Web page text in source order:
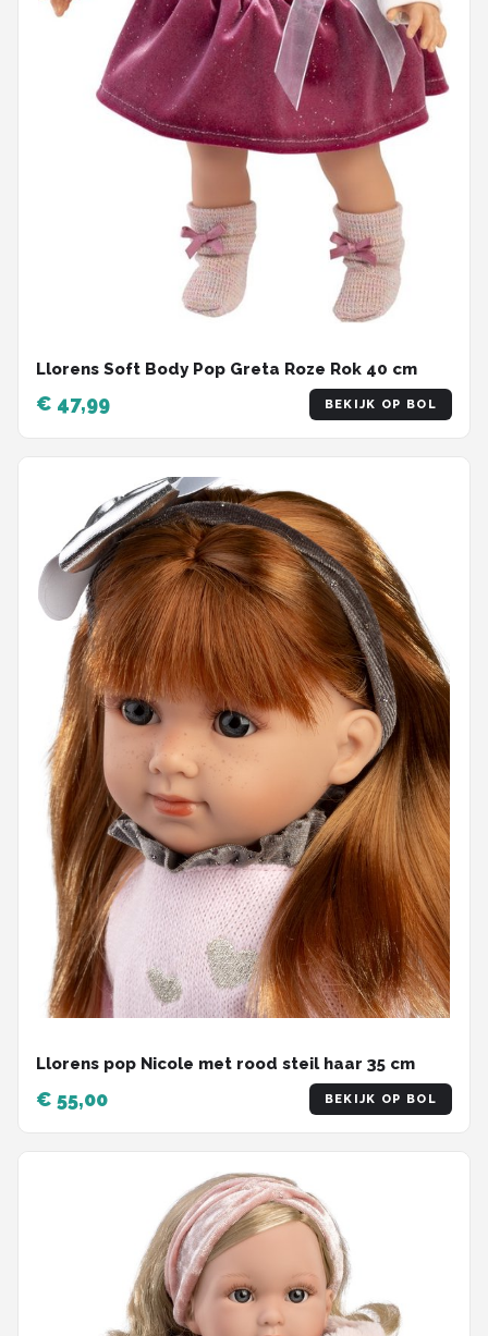
Llorens Soft Body Pop Greta Roze Rok 40 cm
€ 47,99 BEKIJK OP BOL
Llorens pop Nicole met rood steil haar 35 cm
€ 55,00 BEKIJK OP BOL